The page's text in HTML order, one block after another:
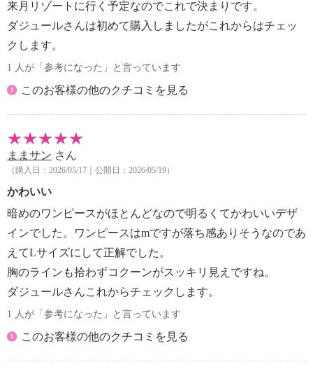
来月リゾートに行く予定なのでこれで決まりです。
ダジュールさんは初めて購入しましたがこれからはチェッ
クします。
1 人が「参考になった」と言っています
このお客様の他のクチコミを見る
ままサン さん
（購入日：2026/05/17｜公開日：2026/05/19）
かわいい
暗めのワンピースがほとんどなので明るくてかわいいデザ
インでした。ワンピースはmですが落ち感ありそうなのであ
えてLサイズにして正解でした。
胸のラインも拾わずコクーンがスッキリ見えですね。
ダジュールさんこれからチェックします。
1 人が「参考になった」と言っています
このお客様の他のクチコミを見る